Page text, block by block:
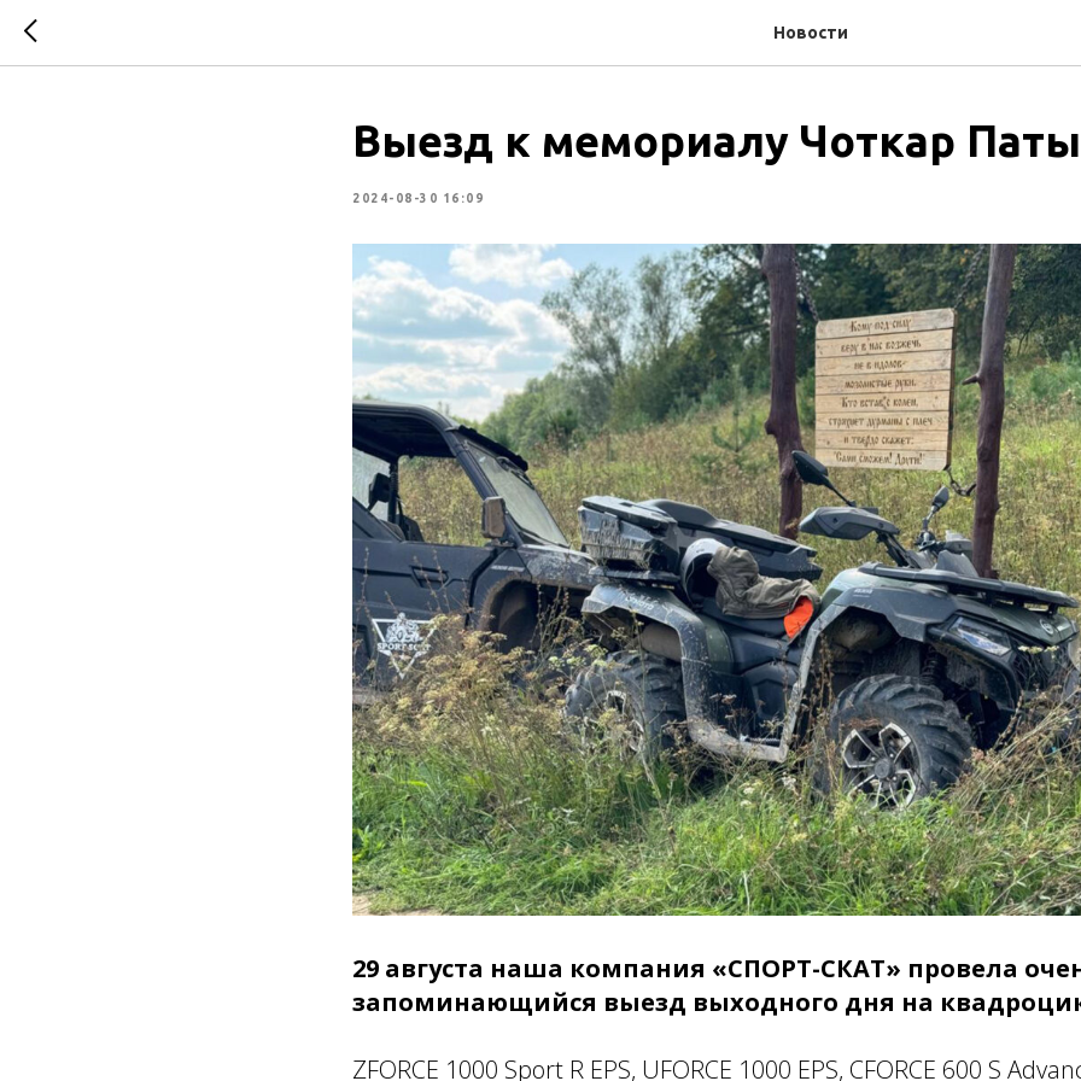
Новости
Выезд к мемориалу Чоткар
2024-08-30 16:09
29 августа наша компания «СПОРТ-СКАТ» провела
запоминающийся выезд выходного дня на
ZFORCE 1000 Sport R EPS, UFORCE 1000 EPS, CFORCE 600 S